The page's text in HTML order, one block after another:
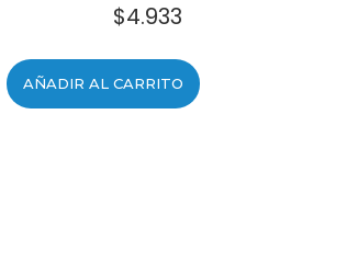
$4.933
AÑADIR AL CARRITO